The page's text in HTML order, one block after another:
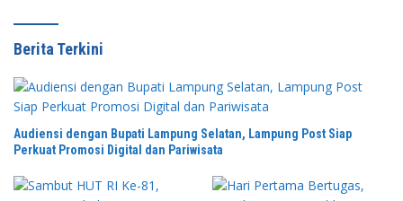
Berita Terkini
Audiensi dengan Bupati Lampung Selatan, Lampung Post Siap
Perkuat Promosi Digital dan Pariwisata